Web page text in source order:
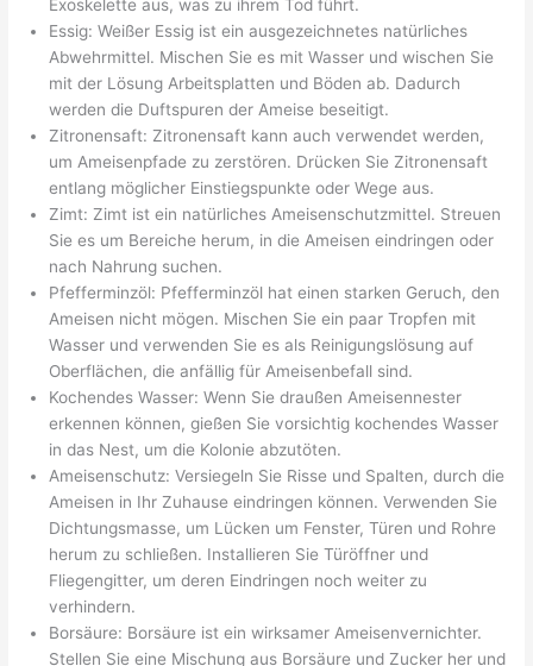
Exoskelette aus, was zu ihrem Tod führt.
Essig: Weißer Essig ist ein ausgezeichnetes natürliches
Abwehrmittel. Mischen Sie es mit Wasser und wischen Sie
mit der Lösung Arbeitsplatten und Böden ab. Dadurch
werden die Duftspuren der Ameise beseitigt.
Zitronensaft: Zitronensaft kann auch verwendet werden,
um Ameisenpfade zu zerstören. Drücken Sie Zitronensaft
entlang möglicher Einstiegspunkte oder Wege aus.
Zimt: Zimt ist ein natürliches Ameisenschutzmittel. Streuen
Sie es um Bereiche herum, in die Ameisen eindringen oder
nach Nahrung suchen.
Pfefferminzöl: Pfefferminzöl hat einen starken Geruch, den
Ameisen nicht mögen. Mischen Sie ein paar Tropfen mit
Wasser und verwenden Sie es als Reinigungslösung auf
Oberflächen, die anfällig für Ameisenbefall sind.
Kochendes Wasser: Wenn Sie draußen Ameisennester
erkennen können, gießen Sie vorsichtig kochendes Wasser
in das Nest, um die Kolonie abzutöten.
Ameisenschutz: Versiegeln Sie Risse und Spalten, durch die
Ameisen in Ihr Zuhause eindringen können. Verwenden Sie
Dichtungsmasse, um Lücken um Fenster, Türen und Rohre
herum zu schließen. Installieren Sie Türöffner und
Fliegengitter, um deren Eindringen noch weiter zu
verhindern.
Borsäure: Borsäure ist ein wirksamer Ameisenvernichter.
Stellen Sie eine Mischung aus Borsäure und Zucker her und